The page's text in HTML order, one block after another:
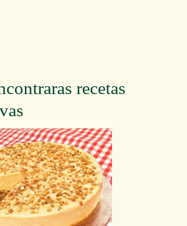
recetas